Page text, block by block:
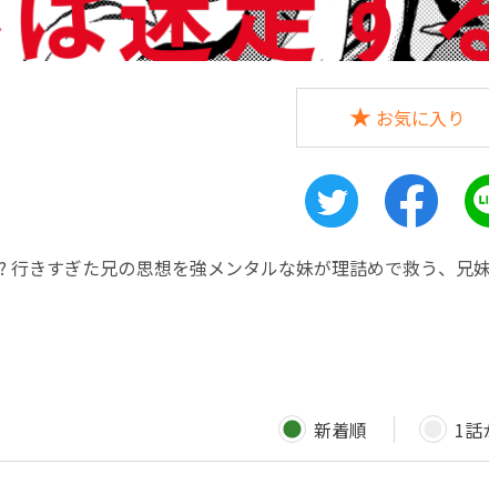
お気に入り
きすぎた兄の思想を強メンタルな妹が理詰めで救う、兄
新着順 1話